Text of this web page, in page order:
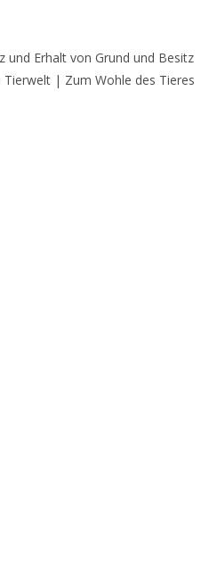
und Erhalt von Grund und Besitz
| Zum Wohle des Tieres